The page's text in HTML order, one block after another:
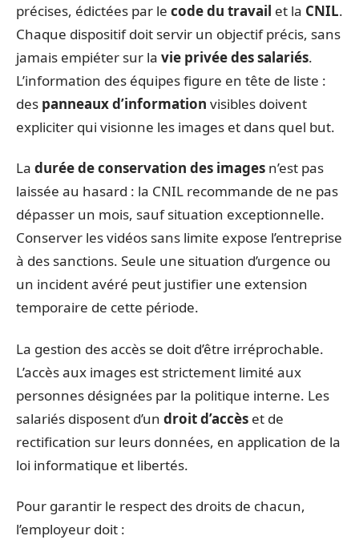
précises, édictées par le code du travail et la CNIL.
Chaque dispositif doit servir un objectif précis, sans
jamais empiéter sur la vie privée des salariés.
L’information des équipes figure en tête de liste :
des panneaux d’information visibles doivent
expliciter qui visionne les images et dans quel but.
La durée de conservation des images n’est pas
laissée au hasard : la CNIL recommande de ne pas
dépasser un mois, sauf situation exceptionnelle.
Conserver les vidéos sans limite expose l’entreprise
à des sanctions. Seule une situation d’urgence ou
un incident avéré peut justifier une extension
temporaire de cette période.
La gestion des accès se doit d’être irréprochable.
L’accès aux images est strictement limité aux
personnes désignées par la politique interne. Les
salariés disposent d’un droit d’accès et de
rectification sur leurs données, en application de la
loi informatique et libertés.
Pour garantir le respect des droits de chacun,
l’employeur doit :